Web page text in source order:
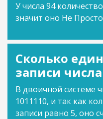
У числа 94
значит оно Не
Сколько
записи числа
В двоичной системе
1011110, и так как
записи равно 5, оно